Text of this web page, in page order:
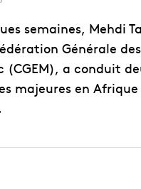
semaines, Mehdi
Générale des
(CGEM), a conduit
majeures en Afrique